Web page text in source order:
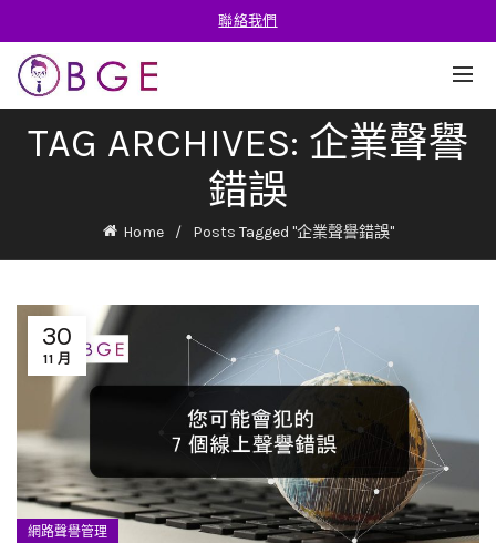
聯絡我們
TAG ARCHIVES: 企業聲譽
錯誤
Home Posts Tagged "企業聲譽錯誤"
30
11 月
網路聲譽管理